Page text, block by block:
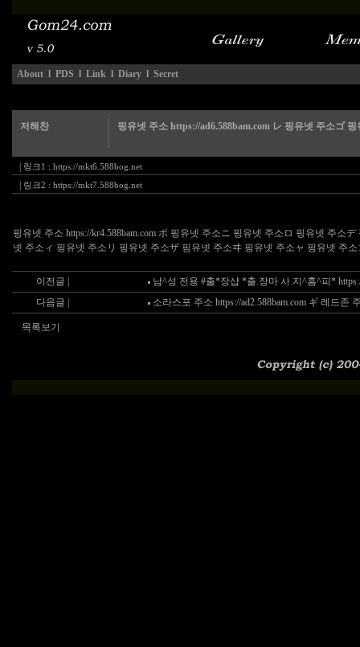
About l PDS l Link l Diary l Secret
저해찬 핑유넷 주소 https://ad6.588bam.com レ 핑유넷 주소ゴ
링크1 : https://mkt6.588bog.net
링크2 : https://mkt7.588bog.net
핑유넷 주소 https://kr4.588bam.com ポ 핑유넷 주소ニ 핑유넷 주소ロ 핑유넷 주
넷 주소ィ 핑유넷 주소リ 핑유넷 주소ザ 핑유넷 주소ヰ 핑유넷 주소ャ 핑유넷 주
이전글 |
남^성 전용 #출*장샵 *출.장마 사.지^홈^피*
다음글 |
소라스포 주소 https://ad2.588bam.com ギ 레드존
목록보기